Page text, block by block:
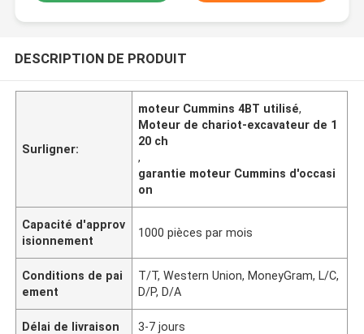
DESCRIPTION DE PRODUIT
Surligner:
moteur Cummins 4BT utilisé,
Moteur de chariot-excavateur de 1
20 ch
,
garantie moteur Cummins d'occasi
on
Capacité d'approv
isionnement
1000 pièces par mois
Conditions de pai
ement
T/T, Western Union, MoneyGram, L/C,
D/P, D/A
Délai de livraison 3-7 jours